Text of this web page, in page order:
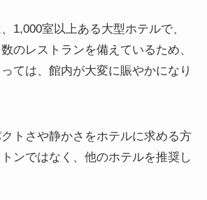
1,000室以上ある大型ホテルで、
のレストランを備えているため、
ては、館内が大変に賑やかになり
トさや静かさをホテルに求める方
ンではなく、他のホテルを推奨し